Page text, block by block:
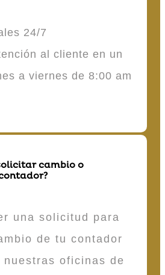
24/7
al cliente en un
a viernes de 8:00 am
cambio o
una solicitud para
de tu contador
nuestras oficinas de